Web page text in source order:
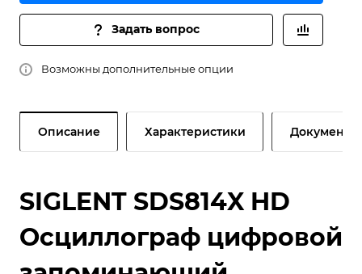
Задать вопрос
Возможны дополнительные опции
Описание Характеристики Документы
SIGLENT SDS814X HD
Осциллограф цифровой